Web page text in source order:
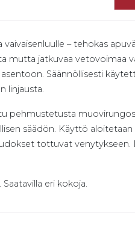
vaivaisenluulle – tehokas
mutta jatkuvaa vetovoimaa
Säännöllisesti
linjausta.
pehmustetusta
säädön. Käyttö
tottuvat
Saatavilla eri kokoja.